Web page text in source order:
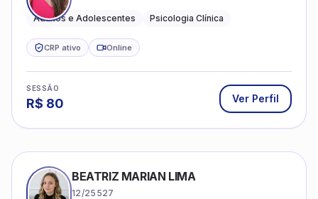
Adultos e Adolescentes Psicologia Clínica
CRP ativo Online
SESSÃO
R$ 80 Ver Perfil
BEATRIZ MARIAN LIMA
12/25527